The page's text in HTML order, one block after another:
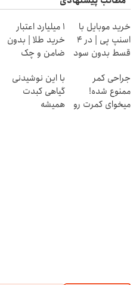
خرید موبایل با
اسنپ پی | در ۴
قسط بدون سود
۱ میلیارد اعتبار
خرید طلا | بدون
ضامن و چک
جراحی کمر
ممنوع شده!
میخوای کمرت رو
با این نوشیدنی
گیاهی کبدت
همیشه